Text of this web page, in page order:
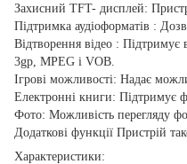
Захисний TFT- дисплей:
Підтримка аудіоформатів :
Відтворення відео :
3gp, MPEG і VOB.
Ігрові можливості: Надає
Електронні книги: Підтримує
Фото: Можливість перегляду
Додаткові функції Пристрій
Характеристики: